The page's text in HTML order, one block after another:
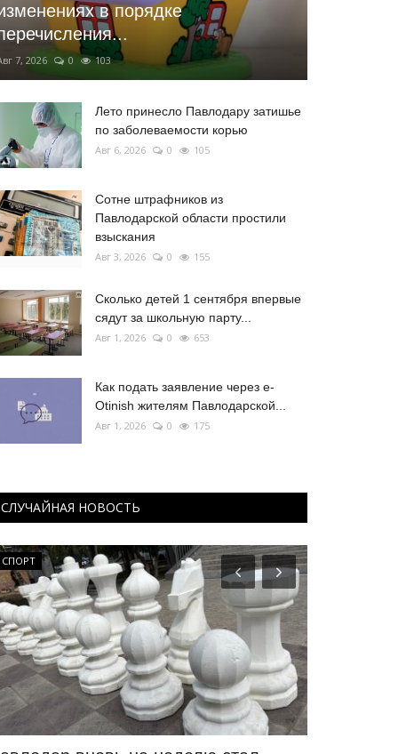
в порядке
7, 2026 0 103
Лето принесло Павлодару затишье
по заболеваемости корью
Авг 6, 2026 0 105
Сотне штрафников из
Павлодарской области простили
взыскания
Авг 3, 2026 0 155
Сколько детей 1 сентября впервые
сядут за школьную парту...
Авг 1, 2026 0 653
Как подать заявление через e-
Otinish жителям Павлодарской...
Авг 1, 2026 0 175
СЛУЧАЙНАЯ НОВОСТЬ
СПОРТ